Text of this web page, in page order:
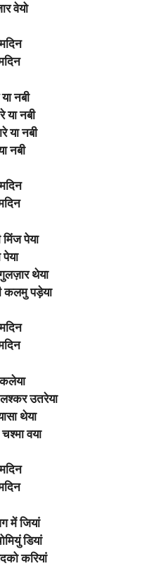
वेयो
नबी
या नबी
या नबी
नबी
पेया
थेया
कलमु पड़ेया
उतरेया
थेया
वया
में जियां
डियां
करियां